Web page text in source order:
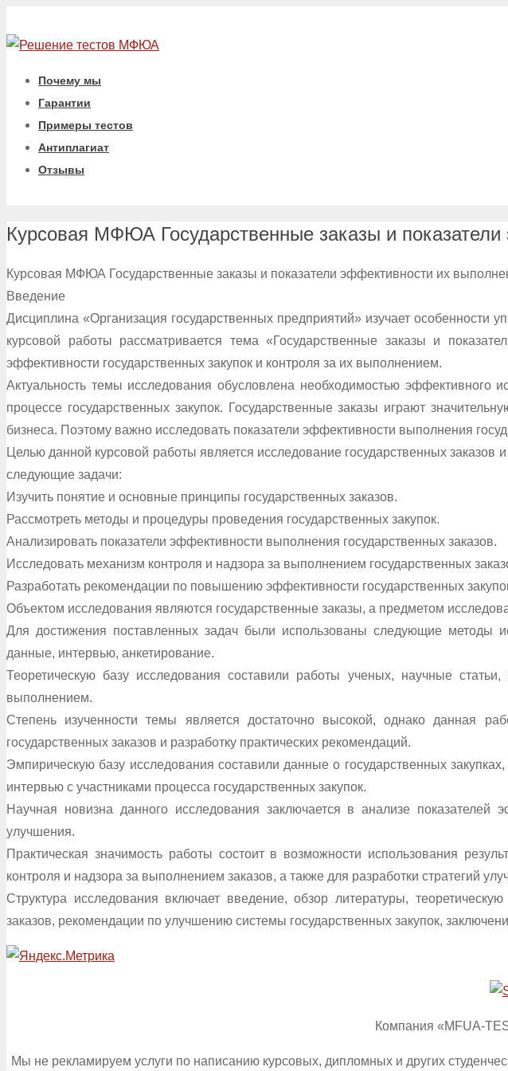
Почему мы
Гарантии
Примеры тестов
Антиплагиат
Отзывы
Курсовая МФЮА Государственные заказы и
Курсовая МФЮА Государственные заказы и показатели эффективности их
Введение
Дисциплина «Организация государственных предприятий» изучает
курсовой работы рассматривается тема «Государственные заказы и
эффективности государственных закупок и контроля за их выполнением.
Актуальность темы исследования обусловлена необходимостью эффективного
процессе государственных закупок. Государственные заказы играют
бизнеса. Поэтому важно исследовать показатели эффективности выполнения
Целью данной курсовой работы является исследование государственных
следующие задачи:
Изучить понятие и основные принципы государственных заказов.
Рассмотреть методы и процедуры проведения государственных закупок.
Анализировать показатели эффективности выполнения государственных заказов.
Исследовать механизм контроля и надзора за выполнением государственных
Разработать рекомендации по повышению эффективности государственных
Объектом исследования являются государственные заказы, а предметом
Для достижения поставленных задач были использованы следующие методы
данные, интервью, анкетирование.
Теоретическую базу исследования составили работы ученых, научные
выполнением.
Степень изученности темы является достаточно высокой, однако данная
государственных заказов и разработку практических рекомендаций.
Эмпирическую базу исследования составили данные о государственных
интервью с участниками процесса государственных закупок.
Научная новизна данного исследования заключается в анализе
улучшения.
Практическая значимость работы состоит в возможности использования
контроля и надзора за выполнением заказов, а также для разработки стратегий
Структура исследования включает введение, обзор литературы,
заказов, рекомендации по улучшению системы государственных закупок,
Компания «MFUA-
Мы не рекламируем услуги по написанию курсовых, дипломных и других